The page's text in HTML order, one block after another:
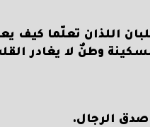
اللذان تعلّما كيف
وطنٌ لا يغادر
صدق الرجال.